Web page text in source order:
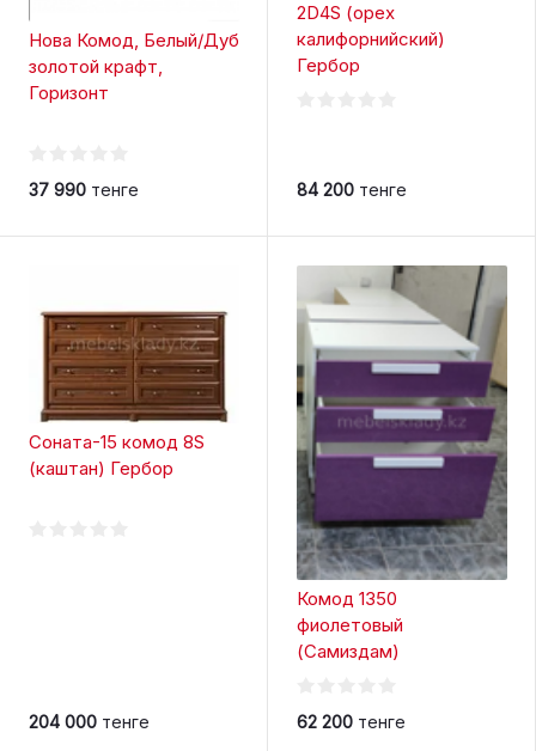
Нова Комод, Белый/Дуб
золотой крафт,
Горизонт
37 990 тенге
2D4S (орех
калифорнийский)
Гербор
84 200 тенге
Соната-15 комод 8S
(каштан) Гербор
204 000 тенге
Комод 1350
фиолетовый
(Самиздам)
62 200 тенге